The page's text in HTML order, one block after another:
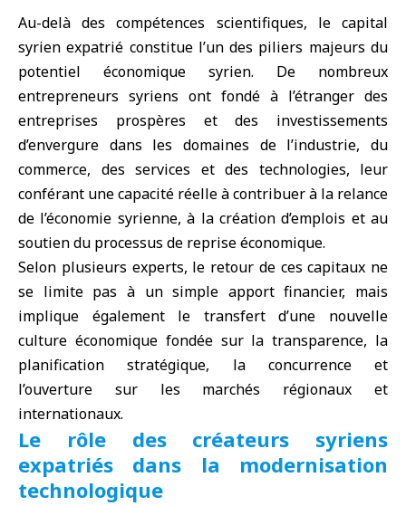
Au-delà des compétences scientifiques, le capital
syrien expatrié constitue l’un des piliers majeurs du
potentiel économique syrien. De nombreux
entrepreneurs syriens ont fondé à l’étranger des
entreprises prospères et des investissements
d’envergure dans les domaines de l’industrie, du
commerce, des services et des technologies, leur
conférant une capacité réelle à contribuer à la relance
de l’économie syrienne, à la création d’emplois et au
soutien du processus de reprise économique.
Selon plusieurs experts, le retour de ces capitaux ne
se limite pas à un simple apport financier, mais
implique également le transfert d’une nouvelle
culture économique fondée sur la transparence, la
planification stratégique, la concurrence et
l’ouverture sur les marchés régionaux et
internationaux.
Le rôle des créateurs syriens
expatriés dans la modernisation
technologique